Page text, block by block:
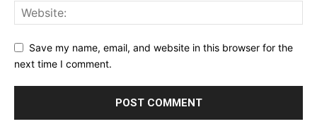
Save my name, email, and website in this browser for the
next time I comment.